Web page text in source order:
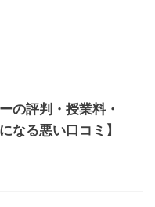
の評判・授業料・
なる悪い口コミ】